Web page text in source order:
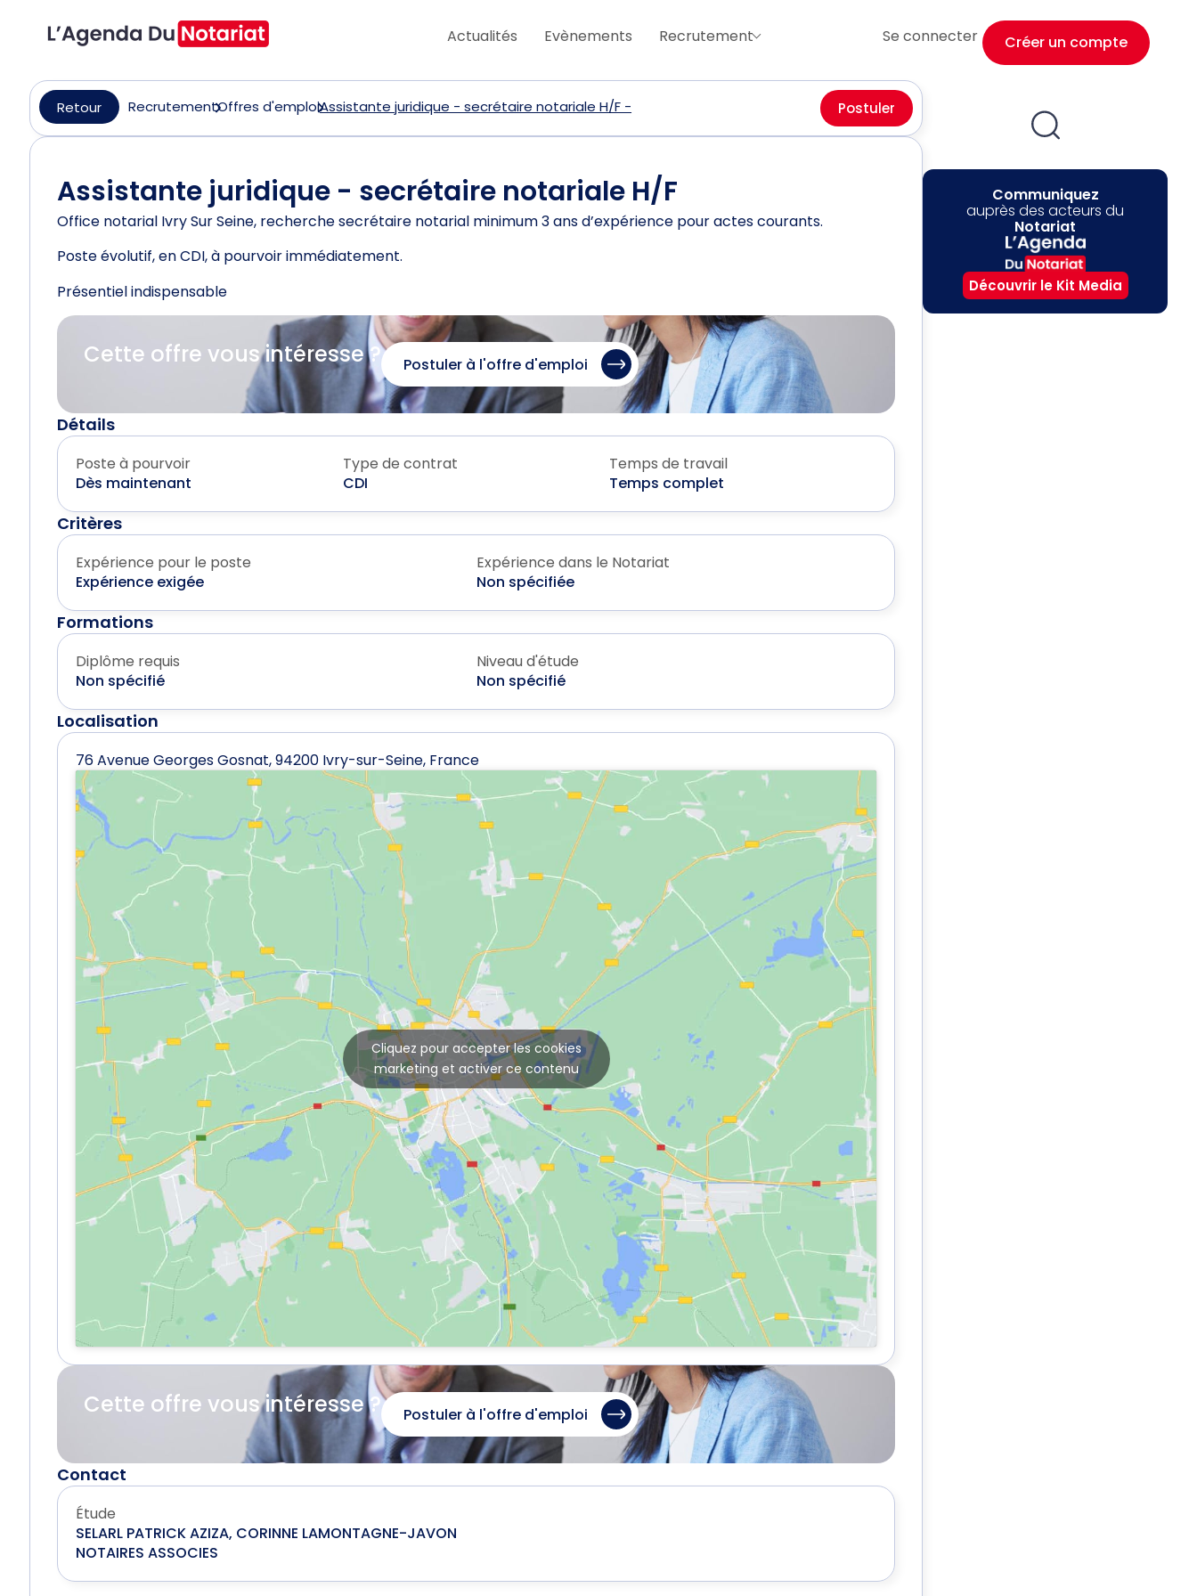
Actualités Evènements Recrutement Se connecter Créer un compte
Retour RecrutementOffres d'emploiAssistante juridique - secrétaire notariale H/F - Postuler
Assistante juridique - secrétaire notariale H/F
Office notarial Ivry Sur Seine, recherche secrétaire notarial minimum 3 ans d’expérience pour actes courants.
Poste évolutif, en CDI, à pourvoir immédiatement.
Présentiel indispensable
Cette offre vous intéresse ? Postuler à l'offre d'emploi
Détails
Poste à pourvoir
Dès maintenant
Type de contrat
CDI
Temps de travail
Temps complet
Critères
Expérience pour le poste
Expérience exigée
Expérience dans le Notariat
Non spécifiée
Formations
Diplôme requis
Non spécifié
Niveau d'étude
Non spécifié
Localisation
76 Avenue Georges Gosnat, 94200 Ivry-sur-Seine, France
Cliquez pour accepter les cookies
marketing et activer ce contenu
Cette offre vous intéresse ? Postuler à l'offre d'emploi
Contact
Étude
SELARL PATRICK AZIZA, CORINNE LAMONTAGNE-JAVON
NOTAIRES ASSOCIES
Communiquez
auprès des acteurs du
Notariat
Découvrir le Kit Media